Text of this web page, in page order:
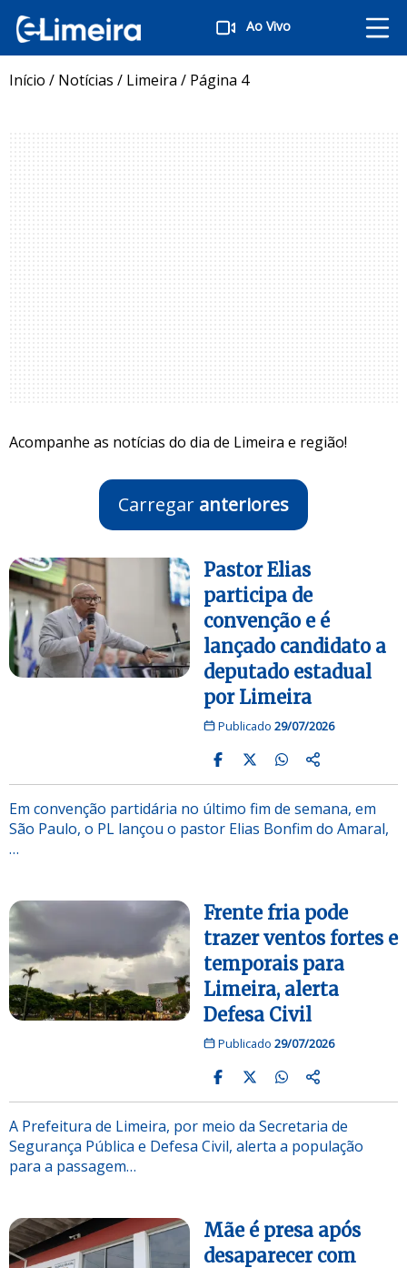
Ao Vivo
Início / Notícias / Limeira / Página 4
Acompanhe as notícias do dia de Limeira e região!
Carregar anteriores
Pastor Elias
participa de
convenção e é
lançado candidato a
deputado estadual
por Limeira
Publicado 29/07/2026
Em convenção partidária no último fim de semana, em
São Paulo, o PL lançou o pastor Elias Bonfim do Amaral,
…
Frente fria pode
trazer ventos fortes e
temporais para
Limeira, alerta
Defesa Civil
Publicado 29/07/2026
A Prefeitura de Limeira, por meio da Secretaria de
Segurança Pública e Defesa Civil, alerta a população
para a passagem…
Mãe é presa após
desaparecer com